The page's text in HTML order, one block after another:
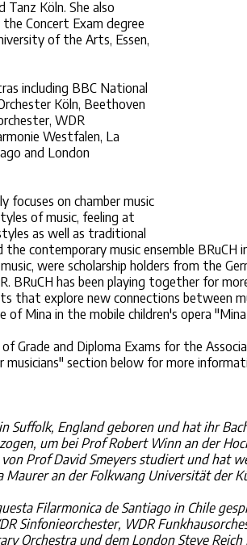
Köln. She also
Concert Exam degree
of the Arts, Essen,
including BBC National
Köln, Beethoven
WDR
Westfalen, La
and London
focuses on chamber music
of music, feeling at
as well as traditional
the contemporary music ensemble
were scholarship holders from the
BRuCH has been playing together for
that explore new connections between
Mina in the mobile children's opera
Grade and Diploma Exams for the
section below for more
Suffolk, England geboren und hat ihr
um bei Prof Robert Winn an der
Prof David Smeyers studiert und hat
Maurer an der Folkwang Universität der
Filarmonica de Santiago in Chile
Sinfonieorchester, WDR
Orchestra und dem London Steve